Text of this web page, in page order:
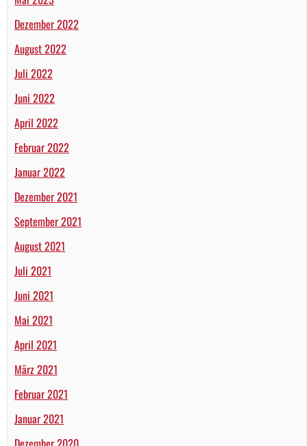
Dezember 2022
August 2022
Juli 2022
Juni 2022
April 2022
Februar 2022
Januar 2022
Dezember 2021
September 2021
August 2021
Juli 2021
Juni 2021
Mai 2021
April 2021
März 2021
Februar 2021
Januar 2021